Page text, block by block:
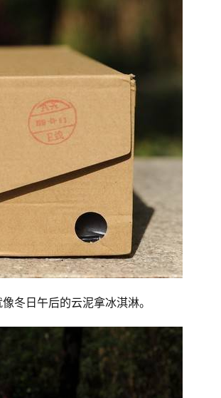
日午后的云泥拿冰淇淋。